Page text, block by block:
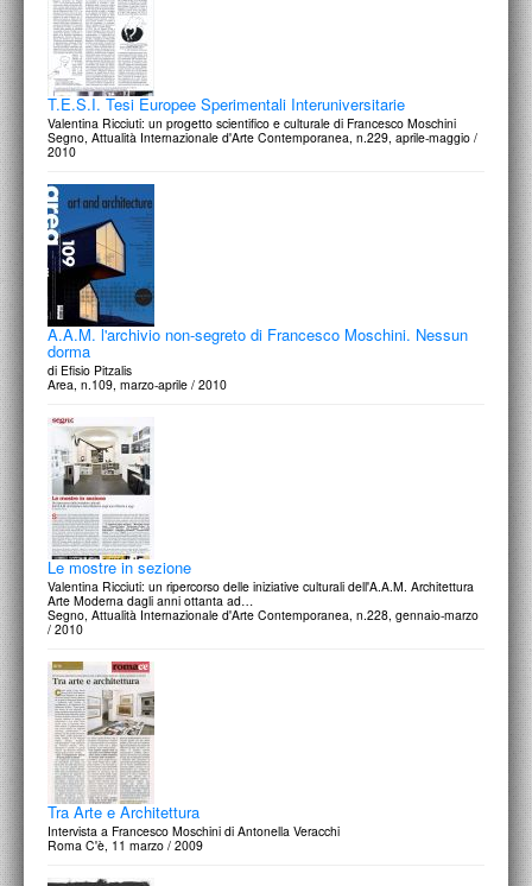
T.E.S.I. Tesi Europee Sperimentali Interuniversitarie
Valentina Ricciuti: un progetto scientifico e culturale di Francesco Moschini
Segno, Attualità Internazionale d'Arte Contemporanea, n.229, aprile-maggio /
2010
A.A.M. l'archivio non-segreto di Francesco Moschini. Nessun
dorma
di Efisio Pitzalis
Area, n.109, marzo-aprile / 2010
Le mostre in sezione
Valentina Ricciuti: un ripercorso delle iniziative culturali dell'A.A.M. Architettura
Arte Moderna dagli anni ottanta ad…
Segno, Attualità Internazionale d'Arte Contemporanea, n.228, gennaio-marzo
/ 2010
Tra Arte e Architettura
Intervista a Francesco Moschini di Antonella Veracchi
Roma C'è, 11 marzo / 2009